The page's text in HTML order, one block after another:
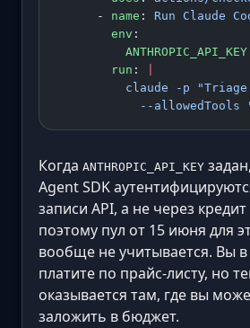
      -
name : Run Claude
        env
:
          ANTHROPIC_API_KEY
        run
:
claude -p
--allowedTools
Когда ANTHROPIC_API_KEY задан,
Agent SDK
записи API, а не через
поэтому пул от 15 июня для
вообще не учитывается. Вы
платите по прайс-листу, но
оказывается там, где вы
заложить в бюджет.